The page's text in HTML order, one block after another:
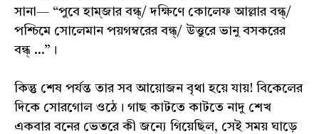
সানা— “পুবে হাম্‌জার বন্ধ্‌/ দক্ষিণে কোলেফ আল্লার বন্ধ্‌/
পশ্চিমে সোলেমান পয়গম্বরের বন্ধ্‌/ উত্তুরে ভানু বসকরের
বন্ধ্‌ ...”।
কিন্তু শেষ পর্যন্ত তার সব আয়োজন বৃথা হয়ে যায়! বিকেলের
দিকে সোরগোল ওঠে। গাছ কাটতে কাটতে নাদু শেখ
একবার বনের ভেতরে কী জন্যে গিয়েছিল, সেই সময় ঘাড়ে